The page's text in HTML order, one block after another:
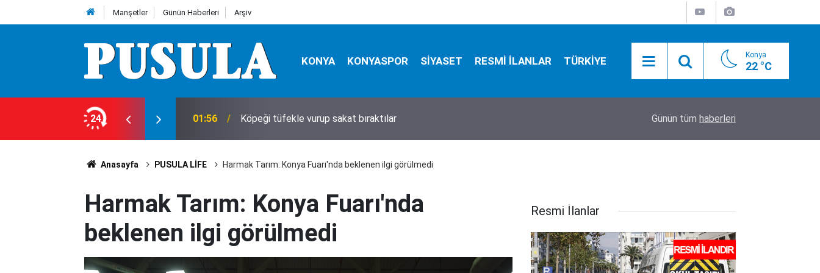
Manşetler Günün Haberleri Arşiv
KONYA KONYASPOR SİYASET RESMİ İLANLAR TÜRKİYE Konya
22 °C
24 01:56 Köpeği tüfekle vurup sakat bıraktılar Konya yolunda flaş gelişme! Bakan Uraloğlu
Günün tüm haberleri
Anasayfa PUSULA LİFE Harmak Tarım: Konya Fuarı'nda beklenen ilgi görülmedi
Harmak Tarım: Konya Fuarı'nda
beklenen ilgi görülmedi
Resmi İlanlar